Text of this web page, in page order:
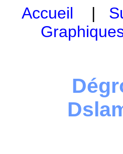
Accueil |